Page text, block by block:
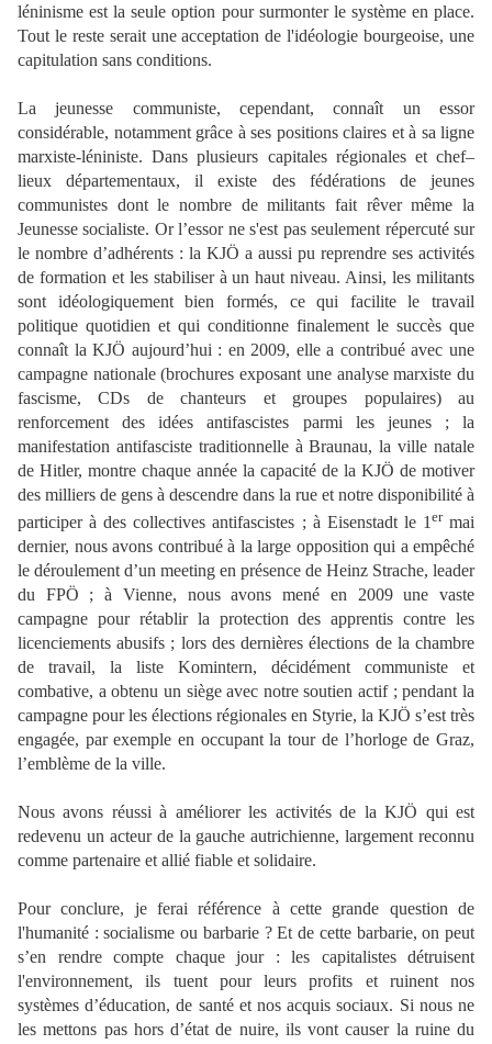
léninisme est la seule option pour surmonter le système en place.
Tout le reste serait une acceptation de l'idéologie bourgeoise, une
capitulation sans conditions.
La jeunesse communiste, cependant, connaît un essor
considérable, notamment grâce à ses positions claires et à sa ligne
marxiste-léniniste. Dans plusieurs capitales régionales et chef–
lieux départementaux, il existe des fédérations de jeunes
communistes dont le nombre de militants fait rêver même la
Jeunesse socialiste. Or l’essor ne s'est pas seulement répercuté sur
le nombre d’adhérents : la KJÖ a aussi pu reprendre ses activités
de formation et les stabiliser à un haut niveau. Ainsi, les militants
sont idéologiquement bien formés, ce qui facilite le travail
politique quotidien et qui conditionne finalement le succès que
connaît la KJÖ aujourd’hui : en 2009, elle a contribué avec une
campagne nationale (brochures exposant une analyse marxiste du
fascisme, CDs de chanteurs et groupes populaires) au
renforcement des idées antifascistes parmi les jeunes ; la
manifestation antifasciste traditionnelle à Braunau, la ville natale
de Hitler, montre chaque année la capacité de la KJÖ de motiver
des milliers de gens à descendre dans la rue et notre disponibilité à
participer à des collectives antifascistes ; à Eisenstadt le 1 ermai
dernier, nous avons contribué à la large opposition qui a empêché
le déroulement d’un meeting en présence de Heinz Strache, leader
du FPÖ ; à Vienne, nous avons mené en 2009 une vaste
campagne pour rétablir la protection des apprentis contre les
licenciements abusifs ; lors des dernières élections de la chambre
de travail, la liste Komintern, décidément communiste et
combative, a obtenu un siège avec notre soutien actif ; pendant la
campagne pour les élections régionales en Styrie, la KJÖ s’est très
engagée, par exemple en occupant la tour de l’horloge de Graz,
l’emblème de la ville.
Nous avons réussi à améliorer les activités de la KJÖ qui est
redevenu un acteur de la gauche autrichienne, largement reconnu
comme partenaire et allié fiable et solidaire.
Pour conclure, je ferai référence à cette grande question de
l'humanité : socialisme ou barbarie ? Et de cette barbarie, on peut
s’en rendre compte chaque jour : les capitalistes détruisent
l'environnement, ils tuent pour leurs profits et ruinent nos
systèmes d’éducation, de santé et nos acquis sociaux. Si nous ne
les mettons pas hors d’état de nuire, ils vont causer la ruine du